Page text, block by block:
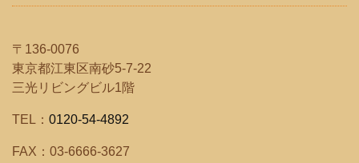
〒136-0076
東京都江東区南砂5-7-22
三光リビングビル1階
TEL： 0120-54-4892
FAX：03-6666-3627